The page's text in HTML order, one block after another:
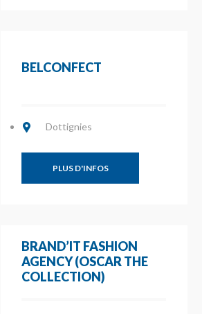
BELCONFECT
Dottignies
PLUS D'INFOS
BRAND’IT FASHION
AGENCY (OSCAR THE
COLLECTION)